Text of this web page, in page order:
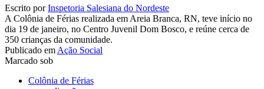
Escrito porInspetoria Salesiana do Nordeste
A Colônia de Férias realizada em Areia Branca, RN, teve início no
dia 19 de janeiro, no Centro Juvenil Dom Bosco, e reúne cerca de
350 crianças da comunidade.
Publicado emAção Social
Marcado sob
Colônia de Férias